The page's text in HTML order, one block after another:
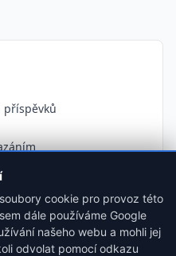
příspěvků
cookie pro provoz této
dále používáme Google
našeho webu a mohli jej
odvolat pomocí odkazu